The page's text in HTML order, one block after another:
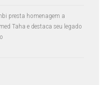
presta homenagem a
Taha e destaca seu legado